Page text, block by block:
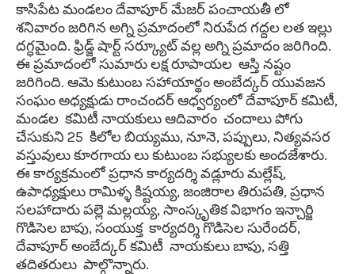
కాసిపేట మండలం దేవాపూర్ మేజర్ పంచాయతీ లో
శనివారం జరిగిన అగ్ని ప్రమాదంలో నిరుపేద గద్దల లత ఇల్లు
దగ్ధమైంది. ఫ్రిడ్జ్ షార్ట్ సర్క్యూట్ వల్ల అగ్ని ప్రమాదం జరిగింది.
ఈ ప్రమాదంలో సుమారు లక్ష రూపాయల ఆస్తి నష్టం
జరిగింది. ఆమె కుటుంబ సహాయార్థం అంబేద్కర్ యువజన
సంఘం అధ్యక్షుడు రాంచందర్ ఆధ్వర్యంలో దేవాపూర్ కమిటీ,
మండల కమిటీ నాయకులు ఆదివారం చందాలు పోగు
చేసుకుని 25 కిలోల బియ్యము, నూనె, పప్పులు, నిత్యవసర
వస్తువులు కూరగాయ లు కుటుంబ సభ్యులకు అందజేశారు.
ఈ కార్యక్రమంలో ప్రధాన కార్యదర్శి వడ్లూరు మల్లేష్,
ఉపాధ్యక్షులు రామిళ్ళ కిష్టయ్య, జంజిరాల తిరుపతి, ప్రధాన
సలహాదారు పల్లె మల్లయ్య, సాంస్కృతిక విభాగం ఇన్చార్జి
గొడిసెల బాపు, సంయుక్త కార్యదర్శి గొడిసెల సురేందర్,
దేవాపూర్ అంబేద్కర్ కమిటీ నాయకులు బాపు, సత్తి
తదితరులు పాల్గొన్నారు.